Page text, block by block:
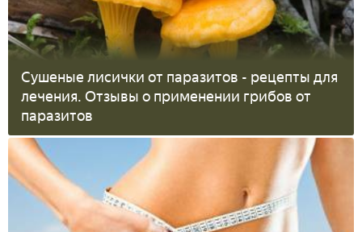
Сушеные лисички от паразитов - рецепты для
лечения. Отзывы о применении грибов от
паразитов